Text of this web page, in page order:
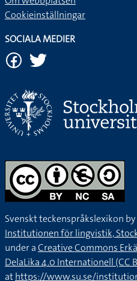
Cookieinställningar
SOCIALA MEDIER
Svenskt teckenspråkslexikon by
Institutionen för lingvistik,
under aCreative Commons
DelaLika 4.0 Internationell (CC
athttps://www.su.se/